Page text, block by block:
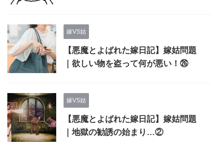
嫁VS姑
【悪魔とよばれた嫁日記】嫁姑問題
｜欲しい物を盗って何が悪い！㉖
嫁VS姑
【悪魔とよばれた嫁日記】嫁姑問題
｜地獄の勧誘の始まり…②